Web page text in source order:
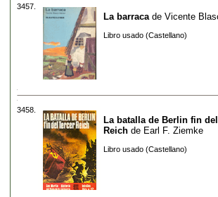
3457.
La barraca de Vicente
Libro usado (Castellano)
3458.
La batalla de Berlin fin
Reich de Earl F. Ziemke
Libro usado (Castellano)